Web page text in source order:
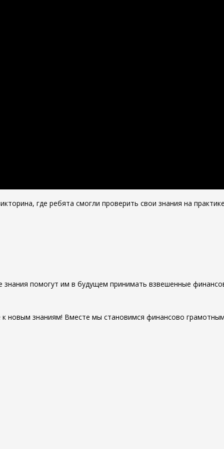
где ребята смогли проверить свои знания на
помогут им в будущем принимать взвешенные
новым знаниям! Вместе мы становимся финансово